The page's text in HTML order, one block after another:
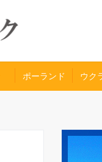
ポーランド ウク